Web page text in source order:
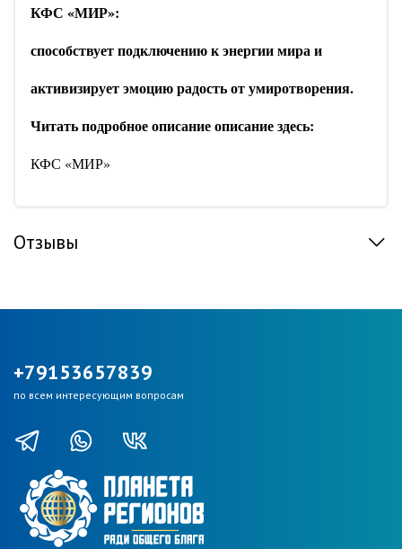
КФС «МИР»:
способствует подключению к энергии мира и
активизирует эмоцию радость от умиротворения.
Читать подробное описание описание здесь:
КФС «МИР»
Отзывы
+79153657839
по всем интересующим вопросам